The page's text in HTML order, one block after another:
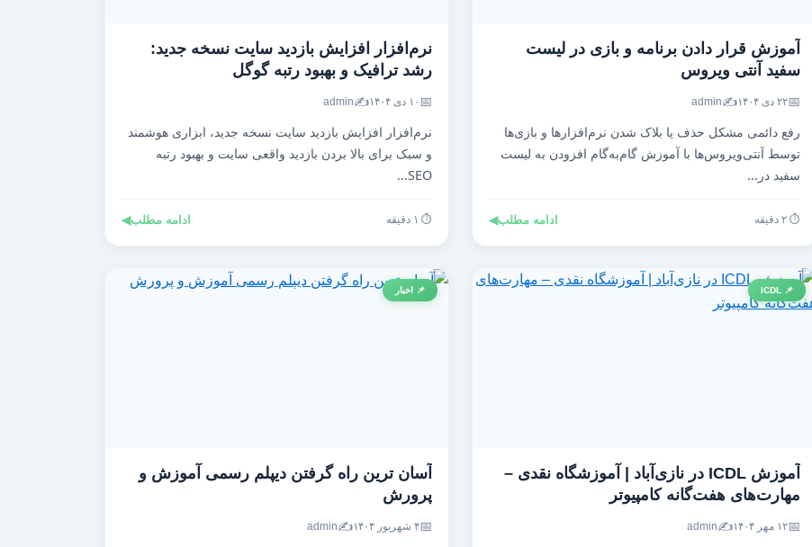
آموزش قرار دادن برنامه و بازی در لیست
سفید آنتی‌ ویروس
📅۲۲ دی ۱۴۰۴ ✍️
admin
رفع دائمی مشکل حذف یا بلاک شدن نرم‌افزارها و بازی‌ها
توسط آنتی‌ویروس‌ها با آموزش گام‌به‌گام افزودن به لیست
سفید در...
⏱️ ۲ دقیقه ادامه مطلب◀
نرم‌افزار افزایش بازدید سایت نسخه جدید:
رشد ترافیک و بهبود رتبه گوگل
📅 ۱۰ دی ۱۴۰۴ ✍️
admin
نرم‌افزار افزایش بازدید سایت نسخه جدید، ابزاری هوشمند
و سبک برای بالا بردن بازدید واقعی سایت و بهبود رتبه
SEO...
⏱️ ۱ دقیقه ادامه مطلب◀
📌 ICDL
آموزش ICDL در نازی‌آباد | آموزشگاه نقدی –
مهارت‌های هفت‌گانه کامپیوتر
📅۱۲ مهر ۱۴۰۴ ✍️
admin
📌 اخبار
آسان ترین راه گرفتن دیپلم رسمی آموزش و
پرورش
📅۴ شهریور ۱۴۰۴ ✍️
admin